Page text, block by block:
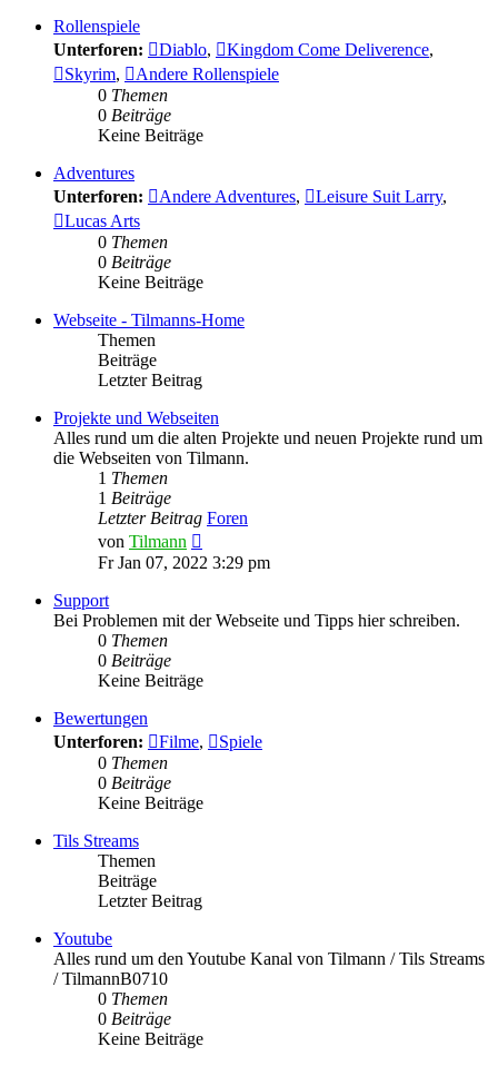
Rollenspiele
Unterforen:
Diablo, Kingdom Come Deliverence,
Skyrim,
Andere Rollenspiele
0 Themen
0 Beiträge
Keine Beiträge
Adventures
Unterforen:
Andere Adventures, Leisure Suit Larry,
Lucas Arts
0 Themen
0 Beiträge
Keine Beiträge
Webseite - Tilmanns-Home
Themen
Beiträge
Letzter Beitrag
Projekte und Webseiten
Alles rund um die alten Projekte und neuen Projekte rund um
die Webseiten von Tilmann.
1 Themen
1 Beiträge
Letzter Beitrag Foren
von Tilmann
Beitrag
Fr Jan 07, 2022 3:29 pm
Support
Bei Problemen mit der Webseite und Tipps hier schreiben.
0 Themen
0 Beiträge
Keine Beiträge
Bewertungen
Unterforen:
Filme,
Spiele
0 Themen
0 Beiträge
Keine Beiträge
Tils Streams
Themen
Beiträge
Letzter Beitrag
Youtube
Alles rund um den Youtube Kanal von Tilmann / Tils Streams
/ TilmannB0710
0 Themen
0 Beiträge
Keine Beiträge